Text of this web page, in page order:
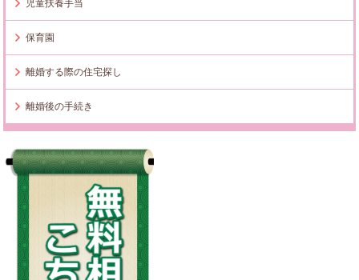
児童扶養手当
保育園
離婚する際の住宅探し
離婚後の手続き